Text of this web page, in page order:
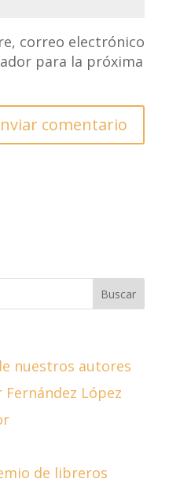
correo electrónico
para la próxima
nuestros autores
Fernández López
de libreros